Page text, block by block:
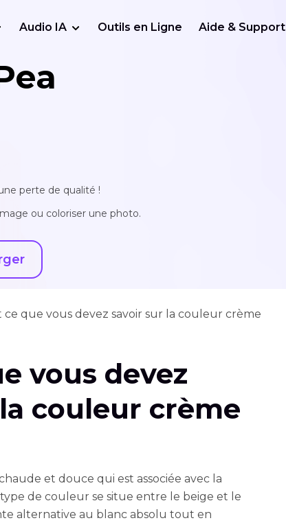
Audio IA Outils en Ligne Aide & Support
perte de qualité !
ou coloriser une photo.
ce que vous devez savoir sur la couleur crème
vous devez
couleur crème
et douce qui est associée avec la
de couleur se situe entre le beige et le
alternative au blanc absolu tout en